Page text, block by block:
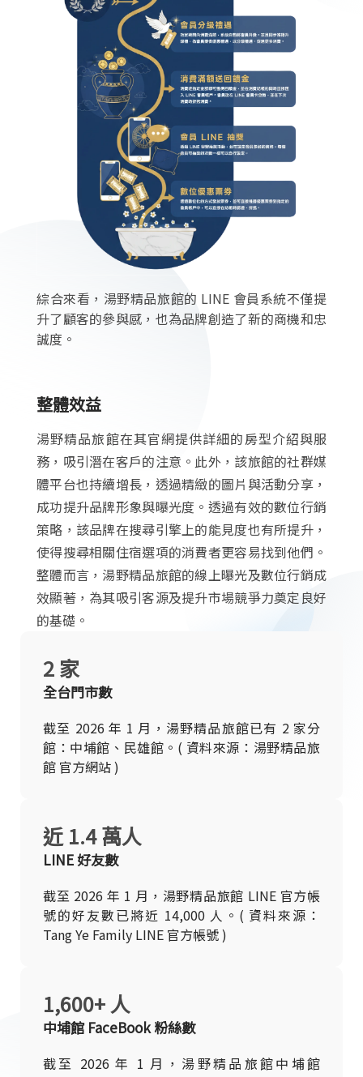
綜合來看，湯野精品旅館的 LINE 會員系統不僅提
升了顧客的參與感，也為品牌創造了新的商機和忠
誠度。
整體效益
湯野精品旅館在其官網提供詳細的房型介紹與服
務，吸引潛在客戶的注意。此外，該旅館的社群媒
體平台也持續增長，透過精緻的圖片與活動分享，
成功提升品牌形象與曝光度。透過有效的數位行銷
策略，該品牌在搜尋引擎上的能見度也有所提升，
使得搜尋相關住宿選項的消費者更容易找到他們。
整體而言，湯野精品旅館的線上曝光及數位行銷成
效顯著，為其吸引客源及提升市場競爭力奠定良好
的基礎。
全台門市數
截至 2026 年 1 月，湯野精品旅館已有 2 家分
館：中埔館、民雄館。( 資料來源：湯野精品旅
館 官方網站 )
2 家
LINE 好友數
截至 2026 年 1 月，湯野精品旅館 LINE 官方帳
號的好友數已將近 14,000 人。( 資料來源：
Tang Ye Family LINE 官方帳號 )
近 1.4 萬人
中埔館 FaceBook 粉絲數
截至 2026 年 1 月，湯野精品旅館中埔館
1,600+ 人